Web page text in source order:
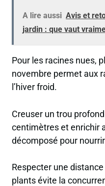
A lire aussi Avis et
jardin : que vaut
Pour les racines nues,
novembre permet aux
l’hiver froid.
Creuser un trou
centimètres et enrichir
décomposé pour
Respecter une
plants évite la